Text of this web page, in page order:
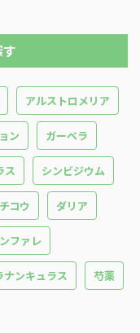
アルストロメリア
ン ガーベラ
ス シンビジウム
コウ ダリア
ファレ
ナンキュラス 芍薬